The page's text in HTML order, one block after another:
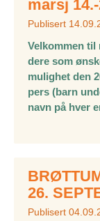
marsj
Publisert
Velkommen til
dere som
mulighet den
pers (barn
navn på hver
26.
Publisert